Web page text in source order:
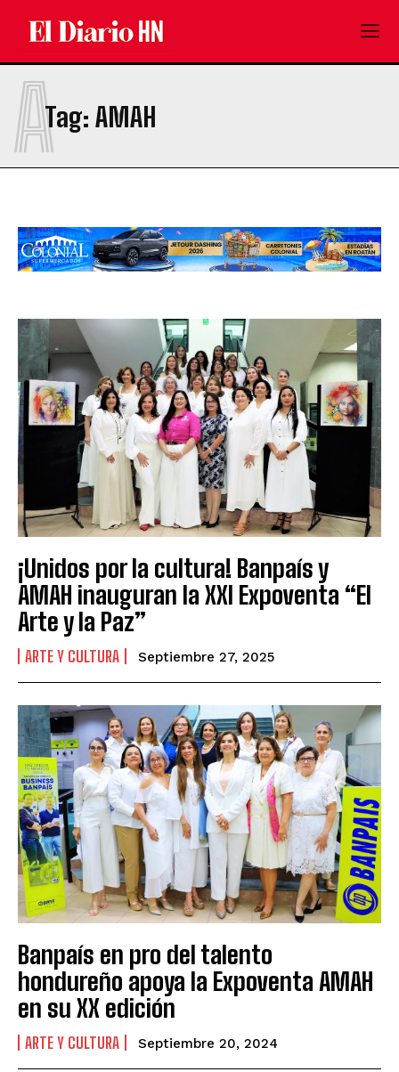
Tag: AMAH
A
¡Unidos por la cultura! Banpaís y
AMAH inauguran la XXI Expoventa “El
Arte y la Paz”
ARTE Y CULTURA Septiembre 27, 2025
Banpaís en pro del talento
hondureño apoya la Expoventa AMAH
en su XX edición
ARTE Y CULTURA Septiembre 20, 2024